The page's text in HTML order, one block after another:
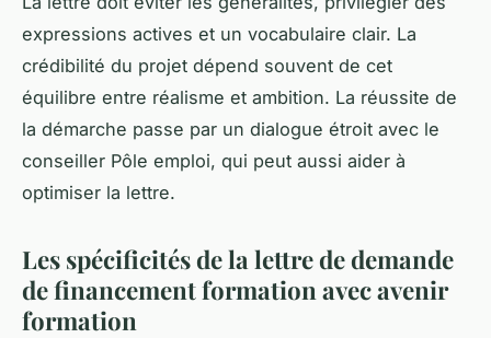
expressions actives et un vocabulaire clair. La
crédibilité du projet dépend souvent de cet
équilibre entre réalisme et ambition. La réussite de
la démarche passe par un dialogue étroit avec le
conseiller Pôle emploi, qui peut aussi aider à
optimiser la lettre.
Les spécificités de la lettre de demande
de financement formation avec avenir
formation